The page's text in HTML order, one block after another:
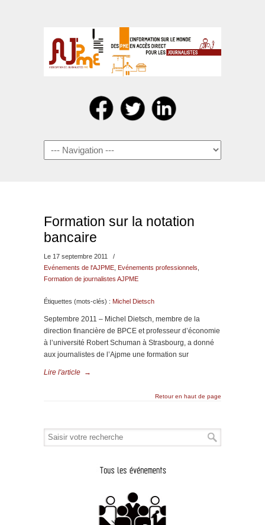
Navigation
Formation sur la notation
bancaire
Le 17 septembre 2011
/
Evénements de l'AJPME Evénements professionnels
Formation de journalistes AJPME
Étiquettes (mots-clés) : Michel Dietsch
Septembre 2011 – Michel Dietsch, membre de la
direction financière de BPCE et professeur d’économie
à l’université Robert Schuman à Strasbourg, a donné
aux journalistes de l’Ajpme une formation sur
Lire l'article →
Retour en haut de page